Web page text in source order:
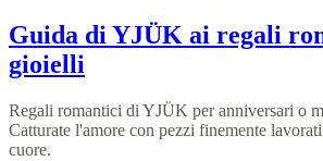
Guida di YJÜK ai regali
gioielli
Regali romantici di YJÜK per anniversari o
Catturate l'amore con pezzi finemente
cuore.